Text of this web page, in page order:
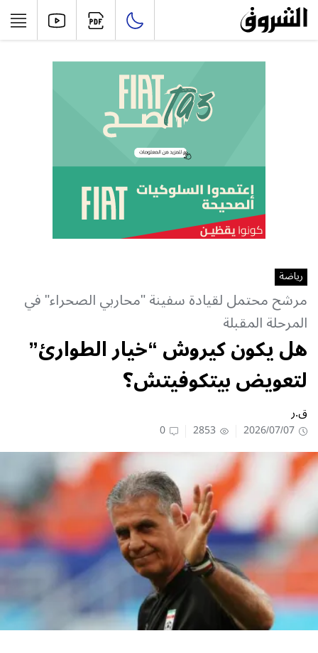
رياضة
مرشح محتمل لقيادة سفينة "محاربي الصحراء" في
المرحلة المقبلة
هل يكون كيروش “خيار الطوارئ”
لتعويض بيتكوفيتش؟
ق.ر
2026/07/07
2853
0